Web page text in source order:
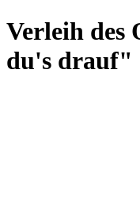
Verleih des
du's drauf"